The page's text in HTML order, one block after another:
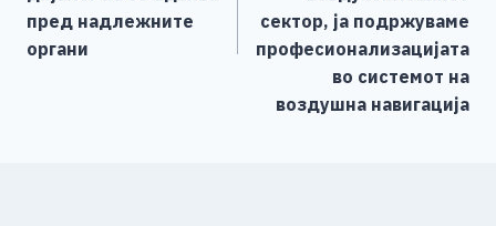
пред надлежните
органи
сектор, ја подржуваме
професионализацијата
во системот на
воздушна навигација